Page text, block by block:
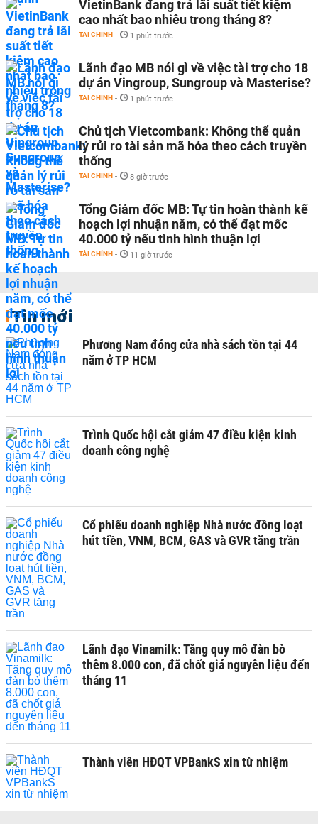
VietinBank đang trả lãi suất tiết kiệm
cao nhất bao nhiêu trong tháng 8?
TÀI CHÍNH - 1 phút trước
Lãnh đạo MB nói gì về việc tài trợ cho 18
dự án Vingroup, Sungroup và Masterise?
TÀI CHÍNH - 1 phút trước
Chủ tịch Vietcombank: Không thể quản
lý rủi ro tài sản mã hóa theo cách truyền
thống
TÀI CHÍNH - 8 giờ trước
Tổng Giám đốc MB: Tự tin hoàn thành kế
hoạch lợi nhuận năm, có thể đạt mốc
40.000 tỷ nếu tình hình thuận lợi
TÀI CHÍNH - 11 giờ trước
Tin mới
Phương Nam đóng cửa nhà sách tồn tại 44
năm ở TP HCM
Trình Quốc hội cắt giảm 47 điều kiện kinh
doanh công nghệ
Cổ phiếu doanh nghiệp Nhà nước đồng loạt
hút tiền, VNM, BCM, GAS và GVR tăng trần
Lãnh đạo Vinamilk: Tăng quy mô đàn bò
thêm 8.000 con, đã chốt giá nguyên liệu đến
tháng 11
Thành viên HĐQT VPBankS xin từ nhiệm